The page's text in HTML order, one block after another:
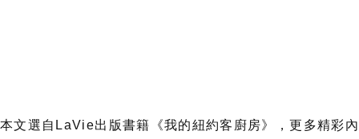
本文選自LaVie出版書籍《我的紐約客廚房》，更多精彩內